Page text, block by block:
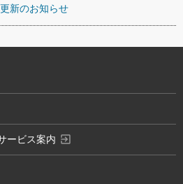
新のお知らせ
ービス案内 exit_to_app